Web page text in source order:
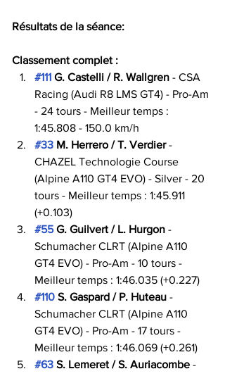
Résultats de la séance:
Classement complet :
#111 G. Castelli / R. Wallgren - CSA
Racing (Audi R8 LMS GT4) - Pro-Am
- 24 tours - Meilleur temps :
1:45.808 - 150.0 km/h
#33 M. Herrero / T. Verdier -
CHAZEL Technologie Course
(Alpine A110 GT4 EVO) - Silver - 20
tours - Meilleur temps : 1:45.911
(+0.103)
#55 G. Guilvert / L. Hurgon -
Schumacher CLRT (Alpine A110
GT4 EVO) - Pro-Am - 10 tours -
Meilleur temps : 1:46.035 (+0.227)
#110 S. Gaspard / P. Huteau -
Schumacher CLRT (Alpine A110
GT4 EVO) - Pro-Am - 17 tours -
Meilleur temps : 1:46.069 (+0.261)
#63 S. Lemeret / S. Auriacombe -